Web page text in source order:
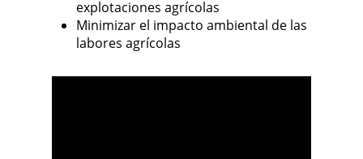
explotaciones agrícolas
Minimizar el impacto ambiental de las
labores agrícolas